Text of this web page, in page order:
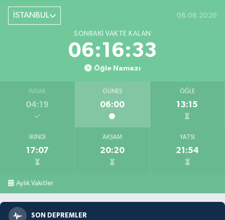
İSTANBUL 08.08.2026
SONRAKI VAKTE KALAN
06:16:31
Öğle Namazı
İMSAK
04:19
GÜNEŞ
06:00
ÖĞLE
13:15
İKINDI
17:07
AKŞAM
20:20
YATSI
21:54
Aylık Vakitler
SON DEPREMLER